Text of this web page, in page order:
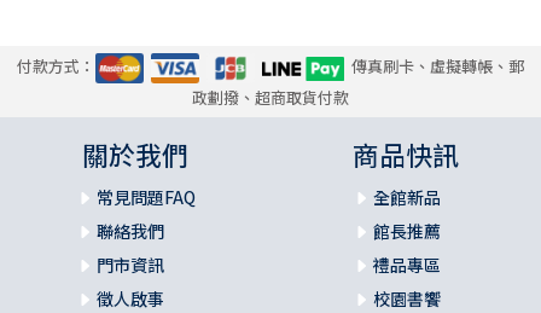
付款方式：
傳真刷卡、虛擬轉帳、郵
政劃撥、超商取貨付款
關於我們
常見問題FAQ
聯絡我們
門市資訊
徵人啟事
商品快訊
全館新品
館長推薦
禮品專區
校園書饗